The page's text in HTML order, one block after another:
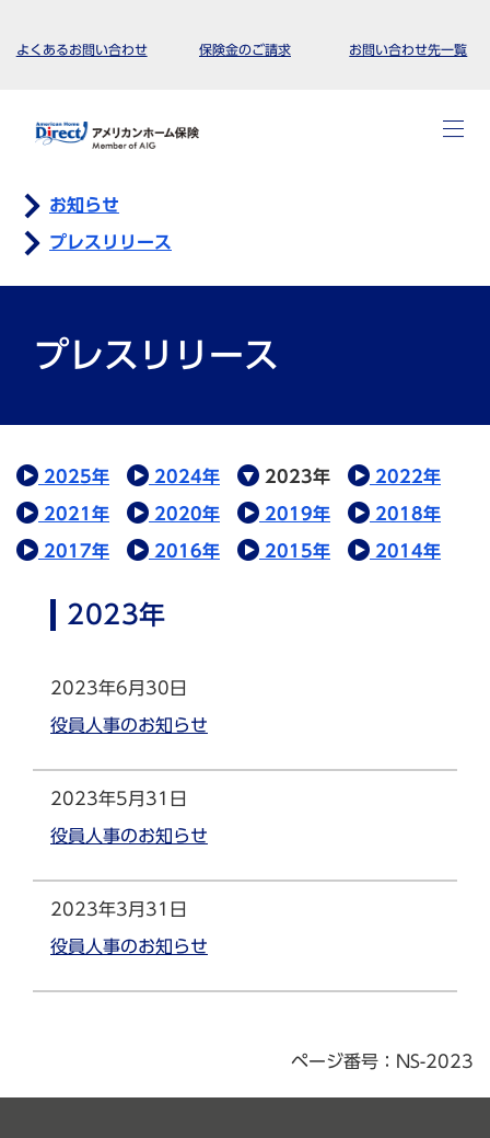
よくあるお問い合わせ 保険金のご請求 お問い合わせ先一覧
お知らせ
プレスリリース
プレスリリース
2025年 2024年 2023年 2022年
2021年 2020年 2019年 2018年
2017年 2016年 2015年 2014年
2023年
2023年6月30日
役員人事のお知らせ
2023年5月31日
役員人事のお知らせ
2023年3月31日
役員人事のお知らせ
ページ番号：NS-2023